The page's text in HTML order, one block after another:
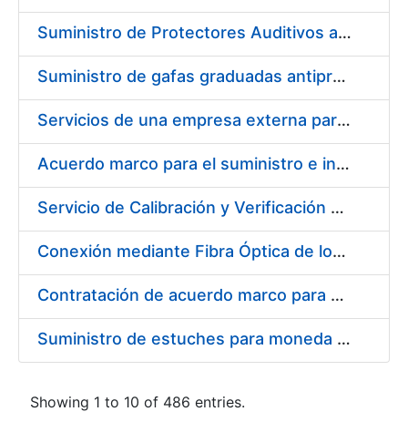
Suministro de Protectores Auditivos a medida para las personas trabajadoras de los Centros de Trabajo de Madrid y Burgos
Suministro de gafas graduadas antiproyecciones para los trabajadores de la FNMT-RCM en los centros de trabajo de Madrid y Burgos
Servicios de una empresa externa para el asesoramiento y resolución de los recursos de alzada que se presentan relacionados con procesos de selección para la FNMT-RCM
Acuerdo marco para el suministro e instalación de persianas, estores y otros complementos
Servicio de Calibración y Verificación Externa de los Equipos de Medición del Servicio de Prevención de la FNMT-RCM
Conexión mediante Fibra Óptica de los Centros de Proceso de Datos (CPDs) de las sedes de la FNMT-RCM de Burgos y Madrid
Contratación de acuerdo marco para el Suministro de Material de Electricidad para la Fábrica Nacional de Moneda y Timbre-Real Casa de la Moneda en su centro de trabajo de Burgos
Suministro de estuches para moneda de 30 €
Showing 1 to 10 of 486 entries.